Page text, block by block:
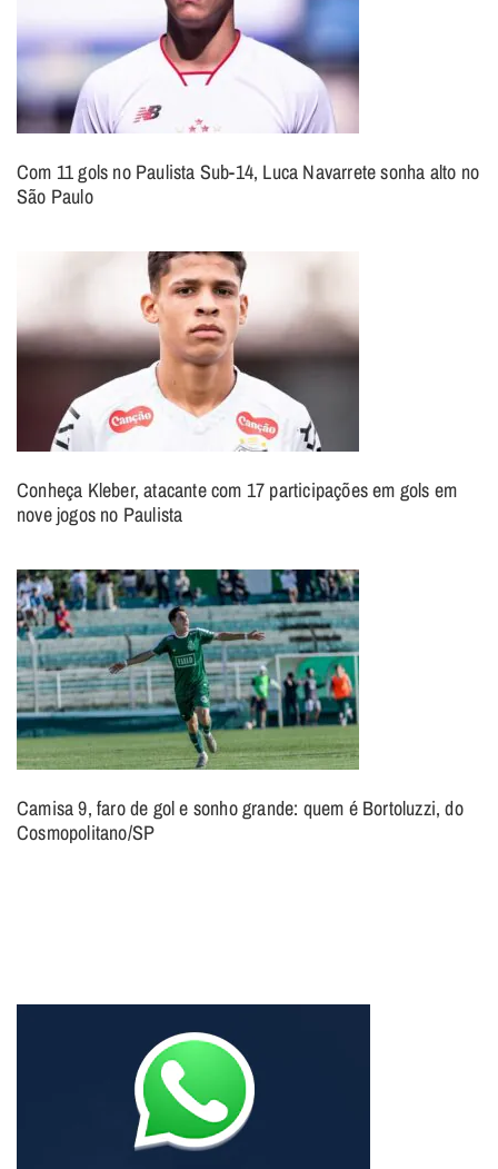
Com 11 gols no Paulista Sub-14, Luca Navarrete sonha alto no
São Paulo
Conheça Kleber, atacante com 17 participações em gols em
nove jogos no Paulista
Camisa 9, faro de gol e sonho grande: quem é Bortoluzzi, do
Cosmopolitano/SP